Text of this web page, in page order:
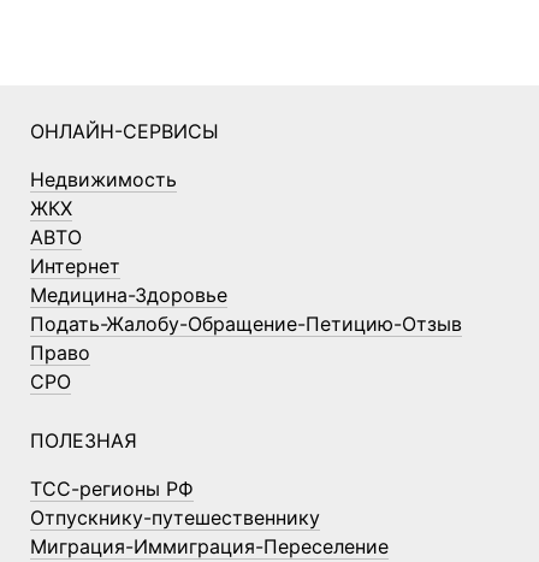
ОНЛАЙН-СЕРВИСЫ
Недвижимость
ЖКХ
АВТО
Интернет
Медицина-Здоровье
Подать-Жалобу-Обращение-Петицию-Отзыв
Право
СРО
ПОЛЕЗНАЯ
ТСС-регионы РФ
Отпускнику-путешественнику
Миграция-Иммиграция-Переселение